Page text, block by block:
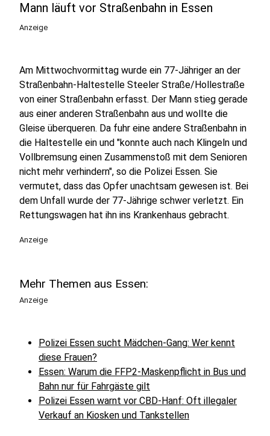
Mann läuft vor Straßenbahn in Essen
Anzeige
Am Mittwochvormittag wurde ein 77-Jähriger an der
Straßenbahn-Haltestelle Steeler Straße/Hollestraße
von einer Straßenbahn erfasst. Der Mann stieg gerade
aus einer anderen Straßenbahn aus und wollte die
Gleise überqueren. Da fuhr eine andere Straßenbahn in
die Haltestelle ein und "konnte auch nach Klingeln und
Vollbremsung einen Zusammenstoß mit dem Senioren
nicht mehr verhindern", so die Polizei Essen. Sie
vermutet, dass das Opfer unachtsam gewesen ist. Bei
dem Unfall wurde der 77-Jährige schwer verletzt. Ein
Rettungswagen hat ihn ins Krankenhaus gebracht.
Anzeige
Mehr Themen aus Essen:
Anzeige
Polizei Essen sucht Mädchen-Gang: Wer kennt
diese Frauen?
Essen: Warum die FFP2-Maskenpflicht in Bus und
Bahn nur für Fahrgäste gilt
Polizei Essen warnt vor CBD-Hanf: Oft illegaler
Verkauf an Kiosken und Tankstellen